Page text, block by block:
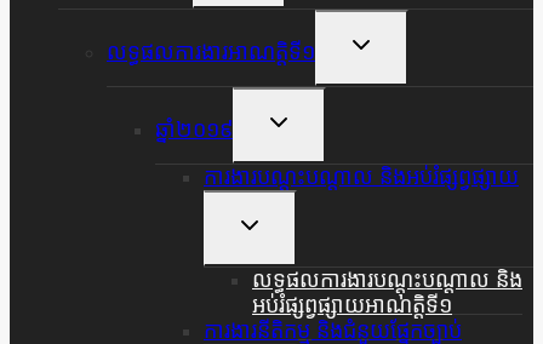
Menu
លទ្ធផលការងារអាណត្តិទី១
Toggle
Menu
ឆ្នាំ២០១៩
Toggle
Menu
ការងារបណ្តុះបណ្តាល និងអប់រំផ្សព្វផ្សាយ
Toggle
Menu
លទ្ធផលការងារបណ្តុះបណ្តាល និង
អប់រំផ្សព្វផ្សាយអាណត្តិទី១
ការងារនីតិកម្ម និងជំនួយផ្នែកច្បាប់